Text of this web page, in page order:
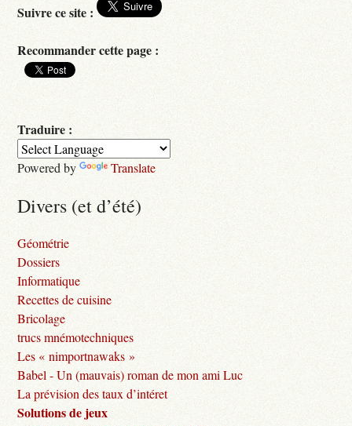
Suivre ce site :
Recommander cette page :
Traduire :
Powered by Translate
Divers (et d’été)
Géométrie
Dossiers
Informatique
Recettes de cuisine
Bricolage
trucs mnémotechniques
Les « nimportnawaks »
Babel - Un (mauvais) roman de mon ami Luc
La prévision des taux d’intéret
Solutions de jeux